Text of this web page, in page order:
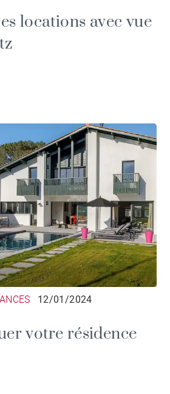
locations avec vue
12/01/2024
votre résidence